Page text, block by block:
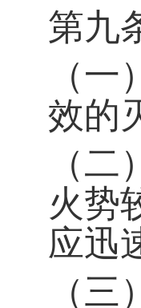
第九
（
效的
（
火势
应迅
（